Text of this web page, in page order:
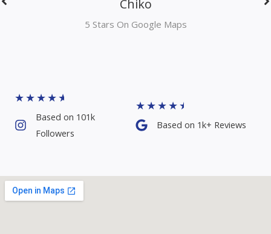
5 Stars On Google Maps
★★★★★
Based on 101k
Followers​
★★★★★
Based on 1k+ Reviews​